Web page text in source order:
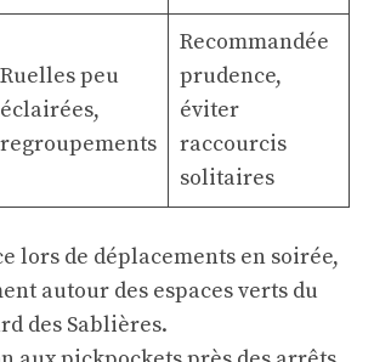
Ruelles peu
éclairées,
regroupements
Recommandée
prudence,
éviter
raccourcis
solitaires
lors de déplacements en soirée,
autour des espaces verts du
des Sablières.